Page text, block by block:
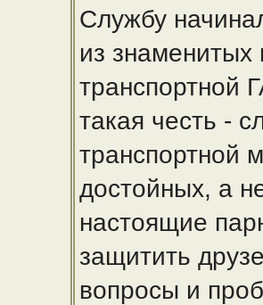
Службу
из
транспортной
такая честь -
транспортной
достойных, а
настоящие
защитить
вопросы и